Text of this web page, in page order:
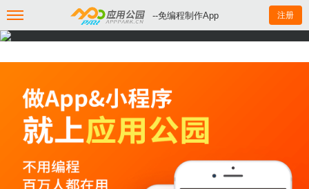
--免编程制作App 注册